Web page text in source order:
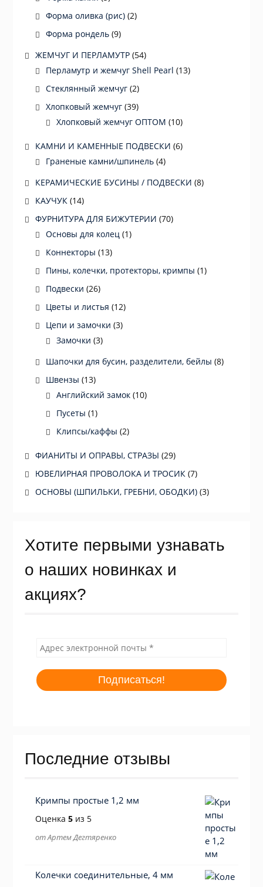
Форма оливка (рис) (2)
Форма рондель (9)
ЖЕМЧУГ И ПЕРЛАМУТР (54)
Перламутр и жемчуг Shell Pearl (13)
Стеклянный жемчуг (2)
Хлопковый жемчуг (39)
Хлопковый жемчуг ОПТОМ (10)
КАМНИ И КАМЕННЫЕ ПОДВЕСКИ (6)
Граненые камни/шпинель (4)
КЕРАМИЧЕСКИЕ БУСИНЫ / ПОДВЕСКИ (8)
КАУЧУК (14)
ФУРНИТУРА ДЛЯ БИЖУТЕРИИ (70)
Основы для колец (1)
Коннекторы (13)
Пины, колечки, протекторы, кримпы (1)
Подвески (26)
Цветы и листья (12)
Цепи и замочки (3)
Замочки (3)
Шапочки для бусин, разделители, бейлы (8)
Швензы (13)
Английский замок (10)
Пусеты (1)
Клипсы/каффы (2)
ФИАНИТЫ И ОПРАВЫ, СТРАЗЫ (29)
ЮВЕЛИРНАЯ ПРОВОЛОКА И ТРОСИК (7)
ОСНОВЫ (ШПИЛЬКИ, ГРЕБНИ, ОБОДКИ) (3)
Хотите первыми узнавать
о наших новинках и
акциях?
Последние отзывы
Кримпы простые 1,2 мм
Оценка 5из 5
от Артем Дегтяренко
Колечки соединительные, 4 мм